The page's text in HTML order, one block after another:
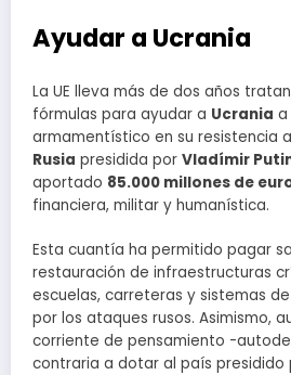
Ayudar a Ucrania
La UE lleva más de dos años
fórmulas para ayudar a Ucrania a
armamentístico en su resistencia
Rusia presidida por Vladímir
aportado 85.000 millones de
financiera, militar y humanística.
Esta cuantía ha permitido pagar
restauración de infraestructuras
escuelas, carreteras y sistemas
por los ataques rusos. Asimismo,
corriente de pensamiento -
contraria a dotar al país presidido